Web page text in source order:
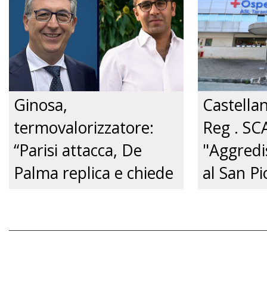
dalla
Just tv
Ginosa,
termovalorizzatore:
“Parisi attacca, De
Palma replica e chiede
Reg .
al San